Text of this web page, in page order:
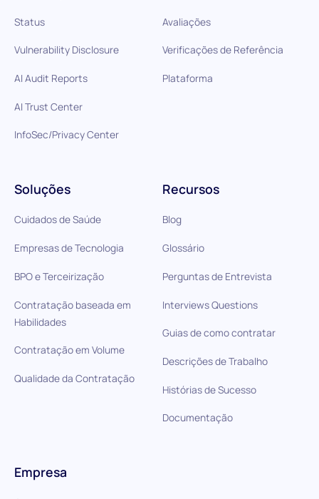
Avaliações
Verificações de Referência
Plataforma
Soluções
Cuidados de Saúde
Empresas de Tecnologia
BPO e Terceirização
Contratação baseada em
Habilidades
Contratação em Volume
Qualidade da Contratação
Recursos
Blog
Glossário
Perguntas de Entrevista
Interviews Questions
Guias de como contratar
Descrições de Trabalho
Histórias de Sucesso
Documentação
Status
Vulnerability Disclosure
AI Audit Reports
AI Trust Center
InfoSec/Privacy Center
Empresa